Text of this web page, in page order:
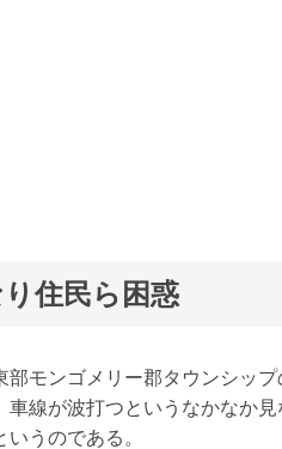
住民ら困惑
部モンゴメリー郡タウンシッ
線が波打つというなかなか
うのである。